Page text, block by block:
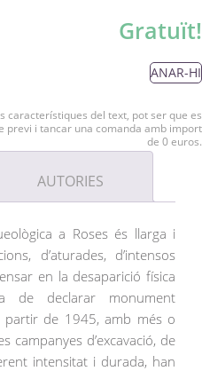
Gratuït!
ANAR-HI
característiques del text, pot ser que es
previ i tancar una comanda amb import
de 0 euros.
AUTORIES
a Roses és llarga i
d’aturades, d’intensos
en la desaparició física
de declarar monument
partir de 1945, amb més o
campanyes d’excavació, de
intensitat i durada, han